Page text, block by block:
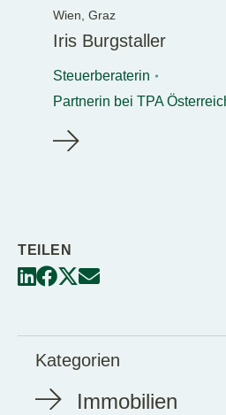
Wien, Graz
Iris Burgstaller
Steuerberaterin
Partnerin bei TPA
TEILEN
Kategorien
Immobilien